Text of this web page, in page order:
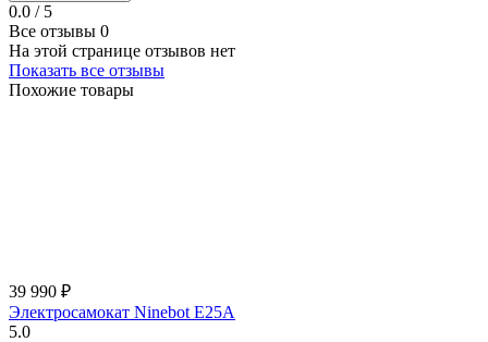
0.0 / 5
Все отзывы 0
На этой странице отзывов нет
Показать все отзывы
Похожие товары
39 990 ₽
Электросамокат Ninebot E25A
5.0